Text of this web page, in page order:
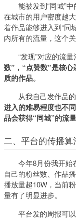
能被发到“同城”
在城市的用户密度越
着作品能够进入到“同
内所有的流量，这个
“发现”对应的流量
数”，“点赞数”是核心
质的作品。
从我自己发作品
进入的难易程度也不
品会获得“同城”的流
二、平台的传播算
今年8月份我开始
自己的粉丝数、作品
播放量超10W，当前
量有了明显进步。
平台发的周报可以